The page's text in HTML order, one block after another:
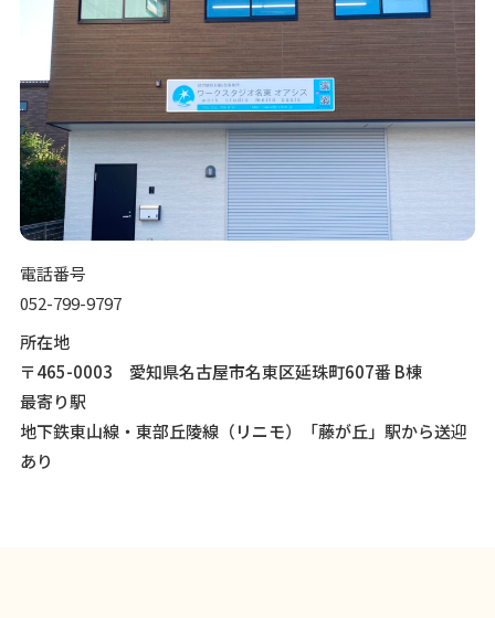
電話番号
052-799-9797
所在地
〒465-0003 愛知県名古屋市名東区延珠町607番 B棟
最寄り駅
地下鉄東山線・東部丘陵線（リニモ）「藤が丘」駅から送迎
あり